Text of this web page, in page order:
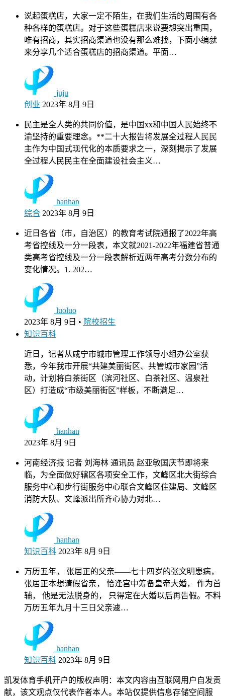
说起蛋糕店，大家一定不陌生，在我们生活的周围有各
种各样的蛋糕店。对于这些蛋糕店来说要想突出重围，
唯有招商，其实招商渠道也没有那么难找，下面小编就
来分享几个适合蛋糕店的招商渠道。平面…
juju
创业 2023年 8月 9日
民主是全人类的共同价值，是中国xx和中国人民始终不
渝坚持的重要理念。**二十大报告将发展全过程人民民
主作为中国式现代化的本质要求之一，深刻揭示了发展
全过程人民民主在全面建设社会主义…
hanhan
综合 2023年 8月 9日
近日各省（市，自治区）的教育考试院通报了2022年高
考省控线及一分一段表，本文就2021-2022年福建省普通
类高考省控线及一分一段表解析近两年高考分数分布的
变化情况。1. 202…
luoluo
2023年 8月 9日 • 院校招生
知识百科
近日，记者从咸宁市城市管理工作领导小组办公室获
悉，今年我市开展“共建美丽街区、共管城市家园”活
动，计划将白茶街区（滨河社区、白茶社区、温泉社
区）打造成“市级美丽街区”样板，不断满足…
hanhan
2023年 8月 9日
河南经济报 记者 刘海林 通讯员 赵亚敏国庆节即将来
临，为全面做好辖区各项安全工作，文峰区北大街综合
服务中心和步行街服务中心联合文峰区住建局、文峰区
消防大队、文峰派出所齐心协力对北…
hanhan
知识百科 2023年 8月 9日
万历五年， 张居正的父亲——七十四岁的张文明患病，
张居正本想请假省亲， 恰逢宫中筹备皇帝大婚， 作为首
辅， 他是无法脱身的， 只得定在大婚以后再告假。不料
万历五年九月十三日父亲遽…
hanhan
知识百科 2023年 8月 9日
凯发体育手机开户的版权声明：本文内容由互联网用户自发贡
献，该文观点仅代表作者本人。本站仅提供信息存储空间服